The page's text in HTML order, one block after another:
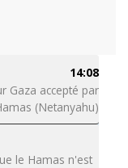
14:08
Gaza accepté par
(Netanyahu)
le Hamas n'est